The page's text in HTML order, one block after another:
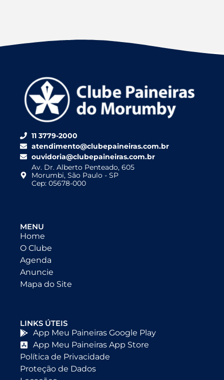
11 3779-2000
atendimento@clubepaineiras.com.br
ouvidoria@clubepaineiras.com.br
Av. Dr. Alberto Penteado, 605
Morumbi, São Paulo - SP
Cep: 05678-000
MENU
Home
O Clube
Agenda
Anuncie
Mapa do Site
LINKS ÚTEIS
App Meu Paineiras Google Play
App Meu Paineiras App Store
Política de Privacidade
Proteção de Dados